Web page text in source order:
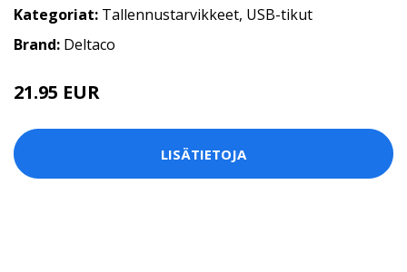
Kategoriat: Tallennustarvikkeet, USB-tikut
Brand: Deltaco
21.95 EUR
LISÄTIETOJA